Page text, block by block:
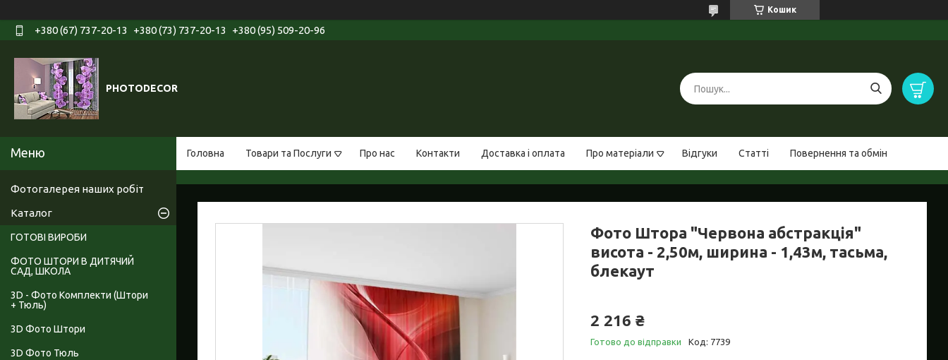
Кошик
+380 (67) 737-20-13 +380 (73) 737-20-13 +380 (95) 509-20-96
PHOTODECOR
Головна Товари та Послуги Про нас Контакти Доставка і оплата Про матеріали Відгуки Статті Повернення та обмін
Фото Штора "Червона абстракція"
висота - 2,50м, ширина - 1,43м, тасьма,
блекаут
2 216 ₴
Готово до відправки Код: 7739
Фотогалерея наших робіт
Каталог
ГОТОВІ ВИРОБИ
ФОТО ШТОРИ В ДИТЯЧИЙ
САД, ШКОЛА
3D - Фото Комплекти (Штори
+ Тюль)
3D Фото Штори
3D Фото Тюль